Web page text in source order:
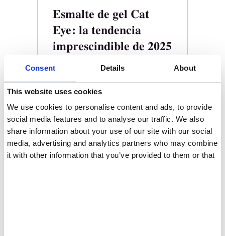
Consent Details About
This website uses cookies
We use cookies to personalise content and ads, to provide
social media features and to analyse our traffic. We also
share information about your use of our site with our social
media, advertising and analytics partners who may combine
it with other information that you’ve provided to them or that
Blog
ES
Esmalte de gel Cat
Eye: la tendencia
imprescindible de 2025
2025
Comments
El esmalte en gel de efecto ojo
de gato está revolucionando la
industria de las uñas en 2025.
Pero, ¿qué es exactamente y
cuántos tipos de esmaltes en gel
de efecto ojo de gato hay
disponibles? ¿Qué es el esmalte